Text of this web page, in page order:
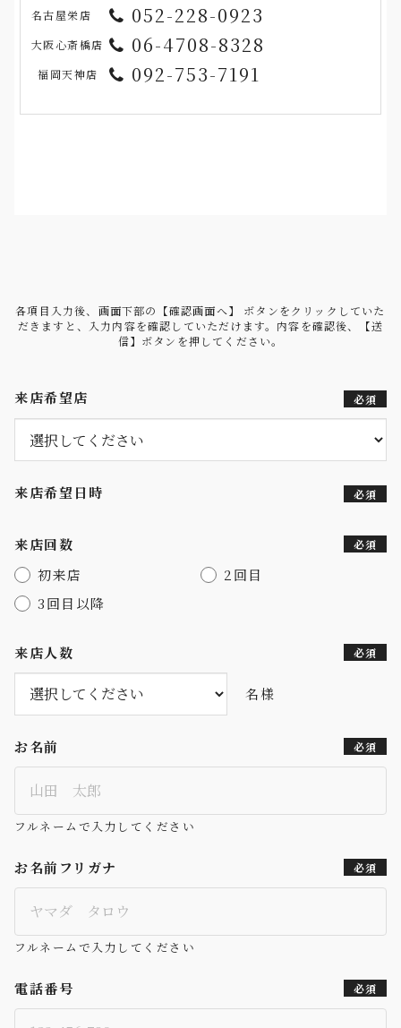
名古屋栄店 052-228-0923
大阪心斎橋店 06-4708-8328
福岡天神店 092-753-7191
各項目入力後、画面下部の【確認画面へ】 ボタンをクリックしていた
だきますと、入力内容を確認していただけます。 内容を確認後、【送
信】ボタンを押してください。
来店希望店 必須
来店希望日時 必須
来店回数 必須
初来店
2回目
3回目以降
来店人数 必須
名様
お名前 必須
フルネームで入力してください
お名前フリガナ 必須
フルネームで入力してください
電話番号 必須